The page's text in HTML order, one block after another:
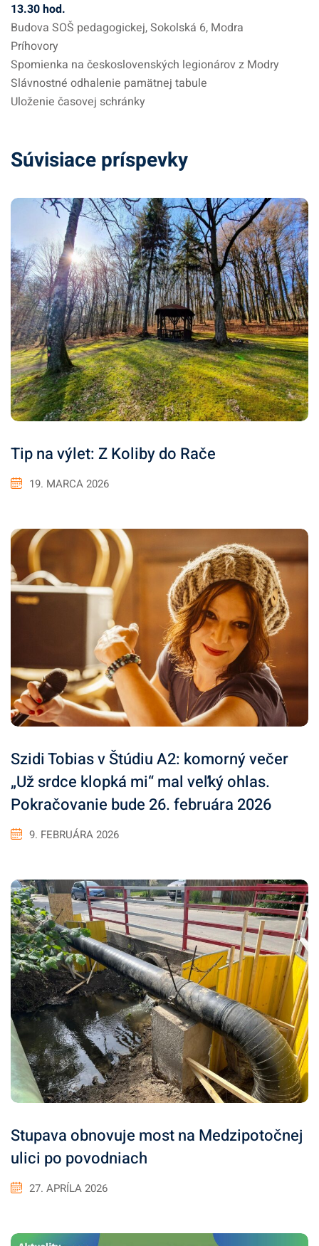
13.30 hod.
Budova SOŠ pedagogickej, Sokolská 6, Modra
Príhovory
Spomienka na československých legionárov z Modry
Slávnostné odhalenie pamätnej tabule
Uloženie časovej schránky
Súvisiace príspevky
Tip na výlet: Z Koliby do Rače
19. MARCA 2026
Szidi Tobias v Štúdiu A2: komorný večer
„Už srdce klopká mi“ mal veľký ohlas.
Pokračovanie bude 26. februára 2026
9. FEBRUÁRA 2026
Stupava obnovuje most na Medzipotočnej
ulici po povodniach
27. APRÍLA 2026